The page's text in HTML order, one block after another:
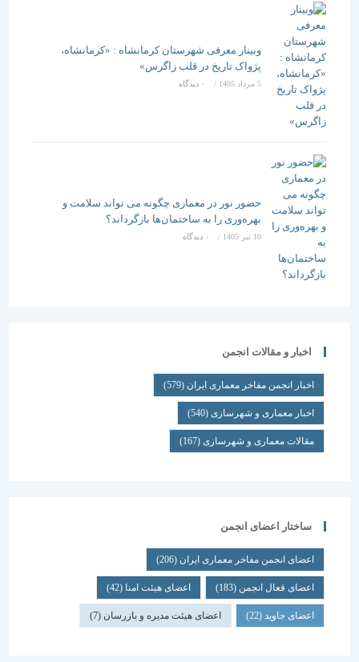
وبینار معرفی شهرستان کرمانشاه : «کرمانشاه،
پژواک تاریخ در قلب زاگرس»
5 مرداد 1405 / ۰ دیدگاه
حضور نور در معماری چگونه می تواند سلامت و
بهره‌وری را به ساختمان‌ها بازگرداند؟
/ ۰ دیدگاه
اخبار و مقالات انجمن
اخبار انجمن مفاخر معماری ایران (579)
اخبار معماری و شهرسازی(540)
مقالات معماری و شهرسازی(167)
ساختار اعضای انجمن
اعضای انجمن مفاخر معماری ایران (206)
اعضای فعال انجمن(183) اعضای هیئت امنا(42)
اعضای جاوید(22) اعضای هیئت مدیره و بازرسان(7)